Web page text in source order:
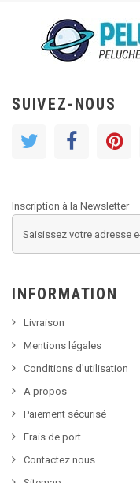
SUIVEZ-NOUS
Inscription à la Newsletter
INFORMATION
Livraison
Mentions légales
Conditions d'utilisation
A propos
Paiement sécurisé
Frais de port
Contactez nous